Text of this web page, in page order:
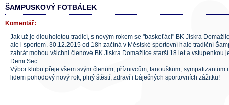
ŠAMPUSKOVÝ FOTBÁLEK
Komentář:
Jak už je dlouholetou tradicí, s novým rokem se "baskeťáci" BK Jiskra
ale i sportem. 30.12.2015 od 18h začíná v Městské sportovní hale tradiční
zahrát mohou všichni členové BK Jiskra Domažlice starší 18 let a vstupenkou
Demi Sec.
Výbor klubu přeje všem svým členům, příznivcům, fanouškům, sympatizantům
lidem pohodový nový rok, plný štěstí, zdraví i báječných sportovních zážitků!